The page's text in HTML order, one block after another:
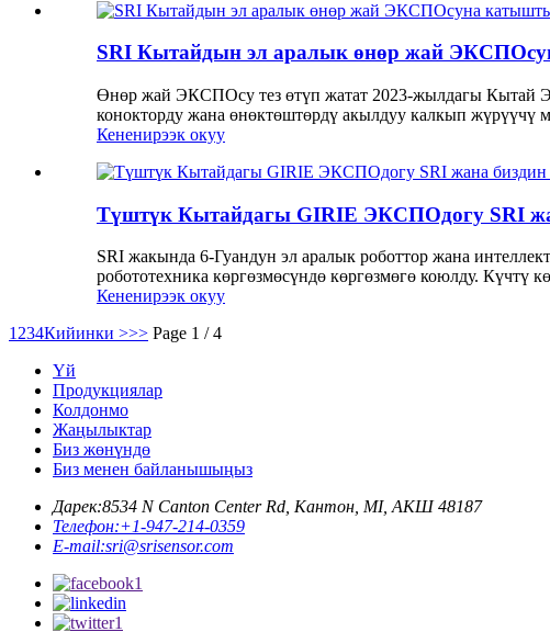
SRI Кытайдын эл аралык өнөр жай
Өнөр жай ЭКСПОсу тез өтүп жатат 2023-жылдагы Кытай
конокторду жана өнөктөштөрдү акылдуу калкып жүрүүчү
Кененирээк окуу
Түштүк Кытайдагы GIRIE ЭКСПОдогу SRI
SRI жакында 6-Гуандун эл аралык роботтор жана
робототехника көргөзмөсүндө көргөзмөгө коюлду. Күчтү
Кененирээк окуу
1234Кийинки >>> Page 1 / 4
Үй
Продукциялар
Колдонмо
Жаңылыктар
Биз жөнүндө
Биз менен байланышыңыз
Дарек:8534 N Canton Center Rd, Кантон, MI, АКШ 48187
Телефон:+1-947-214-0359
E-mail:sri@srisensor.com